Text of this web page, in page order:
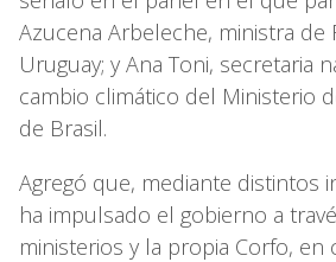
Azucena Arbeleche, ministra de
Uruguay; y Ana Toni, secretaria
cambio climático del Ministerio
de Brasil.
Agregó que, mediante distintos
ha impulsado el gobierno a
ministerios y la propia Corfo,